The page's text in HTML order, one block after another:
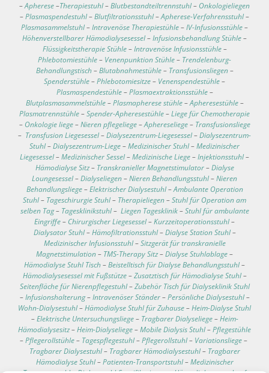
–Apherese–Therapiestuhl–Blutbestandteiltrennstuhl– Onkologieliegen
–Plasmaspendestuhl–Blutfiltrationsstuhl–Apherese-Verfahrensstuhl–
Plasmasammelstuhl–Intravenöse Therapiestühle–IV-Infusionsstühle–
Höhenverstellbarer Hämodialysesessel–Infusionsbehandlung Stühle–
Flüssigkeitstherapie Stühle–Intravenöse Infusionsstühle–
Phlebotomiestühle– Venenpunktion Stühle– Trendelenburg-
Behandlungstisch–Blutabnahmestühle– Transfusionsliegen–
Spenderstühle–Phlebotomiesitze– Venenspendestühle–
Plasmaspendestühle–Plasmaextraktionsstühle–
Blutplasmasammelstühle–Plasmapherese stühle–Apheresestühle–
Plasmatrennstühle–Spender-Apheresestühle–Liege für Chemotherapie
– Onkologie liege–Nieren pflegeliege–Aphereseliege– Transfusionsliege
– Transfusion Liegesessel–Dialysezentrum-Liegesessel–Dialysezentrum-
Stuhl–Dialysezentrum-Liege–Medizinischer Stuhl–Medizinischer
Liegesessel–Medizinischer Sessel–Medizinische Liege–Injektionsstuhl–
Hämodialyse Sitz– Transkranieller Magnetstimulator–Dialyse
Loungesessel–Dialyseliegen–Nieren Behandlungsstuhl–Nieren
Behandlungsliege–Elektrischer Dialysestuhl–Ambulante Operation
Stuhl– Tageschirurgie Stuhl– Therapieliegen–Stuhl für Operation am
selben Tag– Tagesklinikstuhl– Liegen Tagesklinik–Stuhl für ambulante
Eingriffe– Chirurgischer Liegesessel–Kurzzeitoperationsstuhl–
Dialysator Stuhl–Hämofiltrationsstuhl–Dialyse Station Stuhl–
Medizinischer Infusionsstuhl–Sitzgerät für transkranielle
Magnetstimulation– TMS-Therapy Sitz–Dialyse Stuhlablage–
Hämodialyse Stuhl Tisch–Beistelltisch für Dialyse Behandlungsstuhl–
Hämodialysesessel mit Fußstütze–Zusatztisch für Hämodialyse Stuhl–
Seitenfläche für Nierenpflegestuhl–Zubehör Tisch für Dialyseklinik Stuhl
–Infusionshalterung–Intravenöser Ständer–Persönliche Dialysestuhl–
Wohn-Dialysestuhl–Hämodialyse Stuhl für Zuhause–Heim-Dialyse Stuhl
–Elektrische Untersuchungsliege– Tragbarer Dialyseliege–Heim-
Hämodialysesitz–Heim-Dialyseliege–Mobile Dialysis Stuhl–Pflegestühle
–Pflegerollstühle– Tagespflegestuhl–Pflegerollstuhl– Variationsliege–
Tragbarer Dialysestuhl– Tragbarer Hämodialysestuhl– Tragbarer
Hämodialyse Stuhl–Patienten-Transportstuhl–Medizinischer